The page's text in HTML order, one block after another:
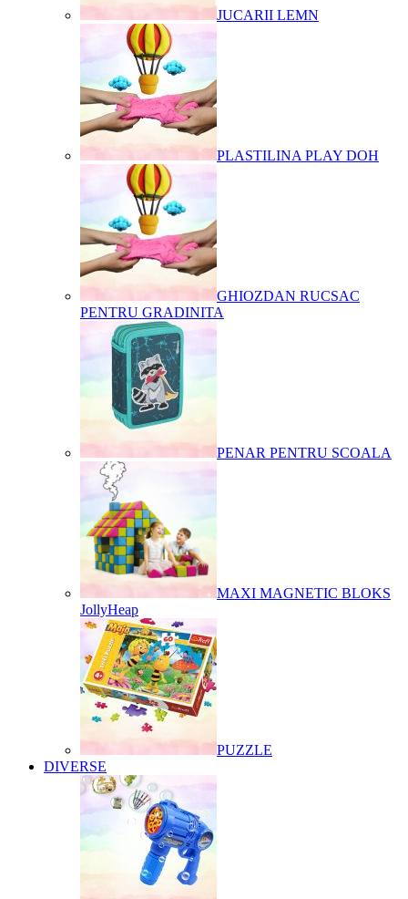
JUCARII LEMN
PLASTILINA PLAY DOH
GHIOZDAN RUCSAC
PENTRU GRADINITA
PENAR PENTRU SCOALA
MAXI MAGNETIC BLOKS
JollyHeap
PUZZLE
DIVERSE